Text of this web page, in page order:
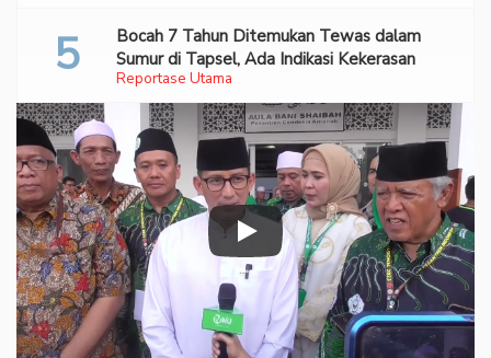
Reportase Utama
Bocah 7 Tahun Ditemukan Tewas dalam
Sumur di Tapsel, Ada Indikasi Kekerasan